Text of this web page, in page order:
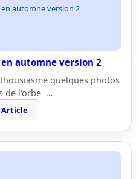
automne version 2
automne version 2
quelques photos
de l'orbe …